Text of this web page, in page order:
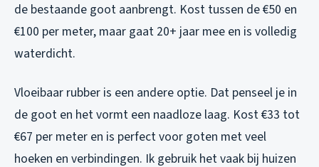
de bestaande goot aanbrengt. Kost tussen de €50 en
€100 per meter, maar gaat 20+ jaar mee en is volledig
waterdicht.
Vloeibaar rubber is een andere optie. Dat penseel je in
de goot en het vormt een naadloze laag. Kost €33 tot
€67 per meter en is perfect voor goten met veel
hoeken en verbindingen. Ik gebruik het vaak bij huizen